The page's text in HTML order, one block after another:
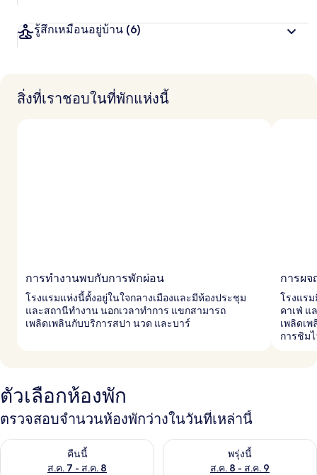
า
ง
รู้สึกเหมือนอยู่บ้าน (6)
สิ่งที่เราชอบในที่พักแห่งนี้
การทำงานพบกับการพักผ่อน
โรงแรมแห่งนี้ตั้งอยู่ในใจกลางเมืองและมีห้องประชุม
และสถานีทำงาน นอกเวลาทำการ แขกสามารถ
เพลิดเพลินกับบริการสปา นวด และบาร์
การผ
โรงแร
คาเฟ่ แ
เพลิดเ
การชิม
ตัวเลือกห้องพัก
ตรวจสอบจำนวนห้องพักว่างในวันที่เหล่านี้
คืนนี้
ส.ค. 7 - ส.ค. 8
ตรวจสอบจำนวนห้องพักว่างในคืนนี้ ส.ค. 7 - ส.ค. 8พรุ่งนี้
ส.ค. 8 - ส.ค. 9
ตรวจสอบจำนวนห้องพักว่างใน